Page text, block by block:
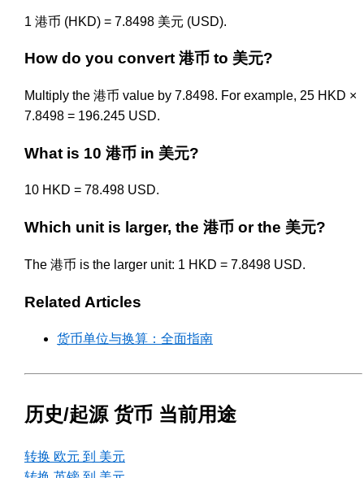
1 港币 (HKD) = 7.8498 美元 (USD).
How do you convert 港币 to 美元?
Multiply the 港币 value by 7.8498. For example, 25 HKD ×
7.8498 = 196.245 USD.
What is 10 港币 in 美元?
10 HKD = 78.498 USD.
Which unit is larger, the 港币 or the 美元?
The 港币 is the larger unit: 1 HKD = 7.8498 USD.
Related Articles
货币单位与换算：全面指南
历史/起源 货币 当前用途
转换 欧元 到 美元